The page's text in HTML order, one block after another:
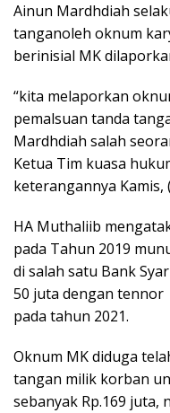
Ainun Mardhdiah
tanganoleh oknum
berinisial MK
“kita melaporkan
pemalsuan tanda
Mardhdiah salah
Ketua Tim kuasa
keterangannya Kamis,
HA Muthaliib
pada Tahun 2019
di salah satu Bank
50 juta dengan
pada tahun 2021.
Oknum MK diduga
tangan milik korban
sebanyak Rp.169 juta,